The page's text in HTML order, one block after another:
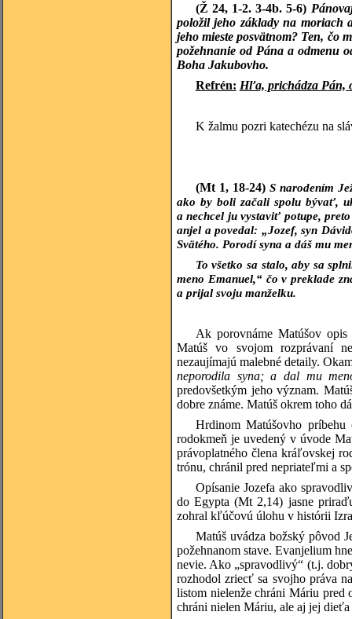
(Ž 24, 1-2. 3-4b. 5-6)
položil jeho základy na moriach
jeho mieste posvätnom? Ten, čo
požehnanie od Pána a odmenu
Boha Jakubovho.
Refrén: Hľa, prichádza Pán,
K žalmu pozri katechézu na
(Mt 1, 18-24) S narodením
ako by boli začali spolu bývať,
a nechcel ju vystaviť potupe,
anjel a povedal: „Jozef, syn
Svätého. Porodí syna a dáš mu
To všetko sa stalo, aby sa
meno Emanuel,“ čo v preklade
a prijal svoju manželku.
Ak porovnáme Matúšov
Matúš vo svojom rozprávaní
nezaujímajú malebné detaily.
neporodila syna; a dal mu
predovšetkým jeho význam.
dobre známe. Matúš okrem toho
Hrdinom Matúšovho
rodokmeň je uvedený v úvode
právoplatného člena kráľovskej
trónu, chránil pred nepriateľmi a
Opísanie Jozefa ako
do Egypta (Mt 2,14) jasne
zohral kľúčovú úlohu v histórii
Matúš uvádza božský pôvod
požehnanom stave. Evanjelium
nevie. Ako „spravodlivý“ (t.j.
rozhodol zriecť sa svojho práva
listom nielenže chráni Máriu pred
chráni nielen Máriu, ale aj jej